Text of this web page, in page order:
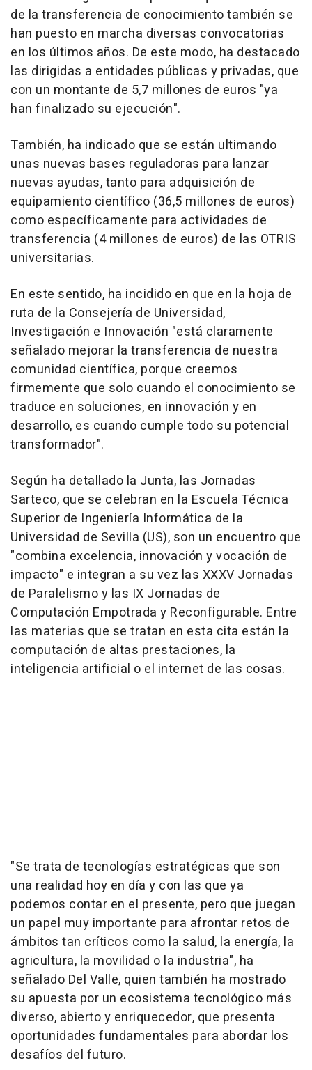
de la transferencia de conocimiento también se
han puesto en marcha diversas convocatorias
en los últimos años. De este modo, ha destacado
las dirigidas a entidades públicas y privadas, que
con un montante de 5,7 millones de euros "ya
han finalizado su ejecución".
También, ha indicado que se están ultimando
unas nuevas bases reguladoras para lanzar
nuevas ayudas, tanto para adquisición de
equipamiento científico (36,5 millones de euros)
como específicamente para actividades de
transferencia (4 millones de euros) de las OTRIS
universitarias.
En este sentido, ha incidido en que en la hoja de
ruta de la Consejería de Universidad,
Investigación e Innovación "está claramente
señalado mejorar la transferencia de nuestra
comunidad científica, porque creemos
firmemente que solo cuando el conocimiento se
traduce en soluciones, en innovación y en
desarrollo, es cuando cumple todo su potencial
transformador".
Según ha detallado la Junta, las Jornadas
Sarteco, que se celebran en la Escuela Técnica
Superior de Ingeniería Informática de la
Universidad de Sevilla (US), son un encuentro que
"combina excelencia, innovación y vocación de
impacto" e integran a su vez las XXXV Jornadas
de Paralelismo y las IX Jornadas de
Computación Empotrada y Reconfigurable. Entre
las materias que se tratan en esta cita están la
computación de altas prestaciones, la
inteligencia artificial o el internet de las cosas.
"Se trata de tecnologías estratégicas que son
una realidad hoy en día y con las que ya
podemos contar en el presente, pero que juegan
un papel muy importante para afrontar retos de
ámbitos tan críticos como la salud, la energía, la
agricultura, la movilidad o la industria", ha
señalado Del Valle, quien también ha mostrado
su apuesta por un ecosistema tecnológico más
diverso, abierto y enriquecedor, que presenta
oportunidades fundamentales para abordar los
desafíos del futuro.